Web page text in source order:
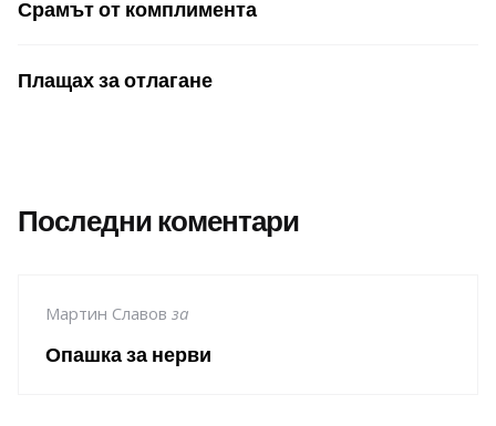
Срамът от комплимента
Плащах за отлагане
Последни коментари
Мартин Славов за
Опашка за нерви